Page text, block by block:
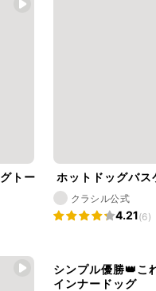
トー
ホットドッグバス
クラシル公式
4.21(6)
シンプル優勝👑こ
インナードッグ